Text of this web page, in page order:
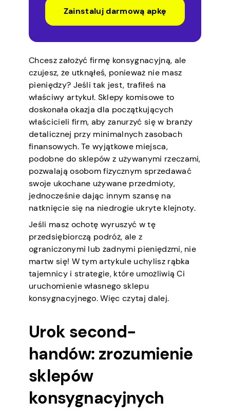
Zainstaluj darmową apkę
Chcesz założyć firmę konsygnacyjną, ale
czujesz, że utknąłeś, ponieważ nie masz
pieniędzy? Jeśli tak jest, trafiłeś na
właściwy artykuł. Sklepy komisowe to
doskonała okazja dla początkujących
właścicieli firm, aby zanurzyć się w branży
detalicznej przy minimalnych zasobach
finansowych. Te wyjątkowe miejsca,
podobne do sklepów z używanymi rzeczami,
pozwalają osobom fizycznym sprzedawać
swoje ukochane używane przedmioty,
jednocześnie dając innym szansę na
natknięcie się na niedrogie ukryte klejnoty.
Jeśli masz ochotę wyruszyć w tę
przedsiębiorczą podróż, ale z
ograniczonymi lub żadnymi pieniędzmi, nie
martw się! W tym artykule uchylisz rąbka
tajemnicy i strategie, które umożliwią Ci
uruchomienie własnego sklepu
konsygnacyjnego. Więc czytaj dalej.
Urok second-
handów: zrozumienie
sklepów
konsygnacyjnych